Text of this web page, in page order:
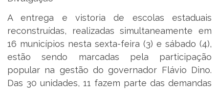
A entrega e vistoria de escolas estaduais
reconstruídas, realizadas simultaneamente em
16 municípios nesta sexta-feira (3) e sábado (4),
estão sendo marcadas pela participação
popular na gestão do governador Flávio Dino.
Das 30 unidades, 11 fazem parte das demandas